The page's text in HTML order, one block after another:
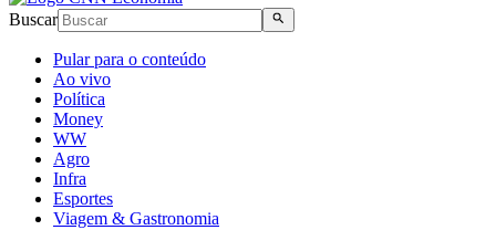
Buscar
Pular para o conteúdo
Ao vivo
Política
Money
WW
Agro
Infra
Esportes
Viagem & Gastronomia